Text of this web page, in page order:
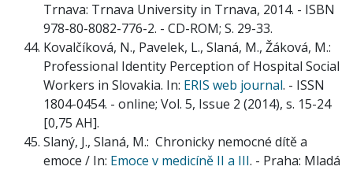
Trnava: Trnava University in Trnava, 2014. - ISBN
978-80-8082-776-2. - CD-ROM; S. 29-33.
Kovalčíková, N., Pavelek, L., Slaná, M., Žáková, M.:
Professional Identity Perception of Hospital Social
Workers in Slovakia. In: ERIS web journal. - ISSN
1804-0454. - online; Vol. 5, Issue 2 (2014), s. 15-24
[0,75 AH].
Slaný, J., Slaná, M.: Chronicky nemocné dítě a
emoce / In: Emoce v medicíně II a III. - Praha: Mladá